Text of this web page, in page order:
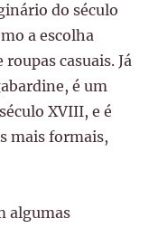
do século
a escolha
casuais. Já
é um
XVIII, e é
mais formais,
algumas